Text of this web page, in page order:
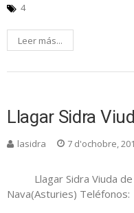
4
Leer más...
Llagar Sidra
lasidra 7 d'ochobre,
Llagar Sidra Viuda de
Nava(Asturies)